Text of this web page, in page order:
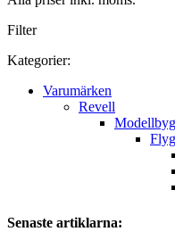
Filter
Kategorier:
Varumärken
Revell
Senaste artiklarna: